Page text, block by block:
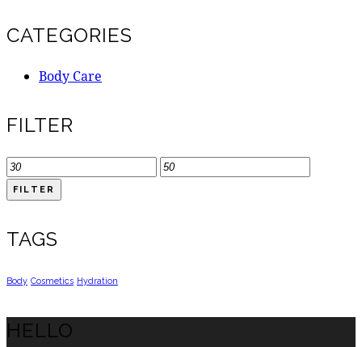
CATEGORIES
Body Care
FILTER
FILTER
TAGS
Body Cosmetics Hydration
HELLO